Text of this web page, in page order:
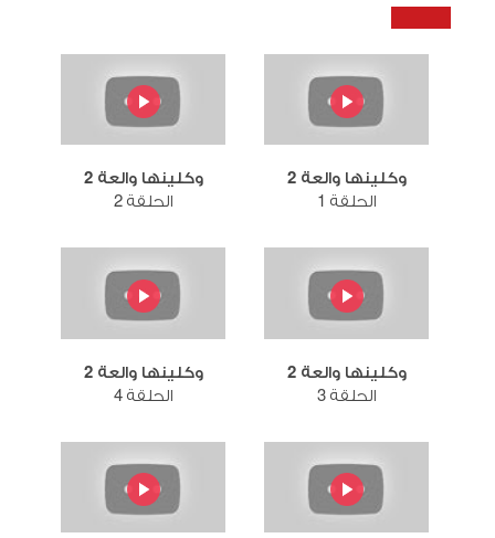
وكلينها والعة 2
الحلقة 1
وكلينها والعة 2
الحلقة 2
وكلينها والعة 2
الحلقة 3
وكلينها والعة 2
الحلقة 4